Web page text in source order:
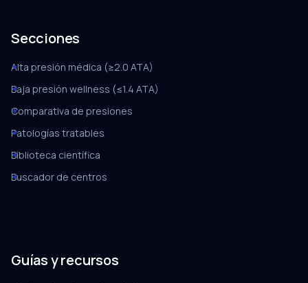
Secciones
Alta presión médica (≥2.0 ATA)
Baja presión wellness (≤1.4 ATA)
Comparativa de presiones
Patologías tratables
Biblioteca científica
Buscador de centros
Guías y recursos